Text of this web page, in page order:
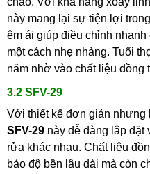
này mang lại sự tiện lợi
êm ái giúp điều chỉnh
một cách nhẹ nhàng. Tuổi
năm nhờ vào chất liệu đồng
3.2 SFV-29
Với thiết kế đơn giản nhưng
SFV-29 này dễ dàng lắp
rửa khác nhau. Chất liệu
bảo độ bền lâu dài mà còn